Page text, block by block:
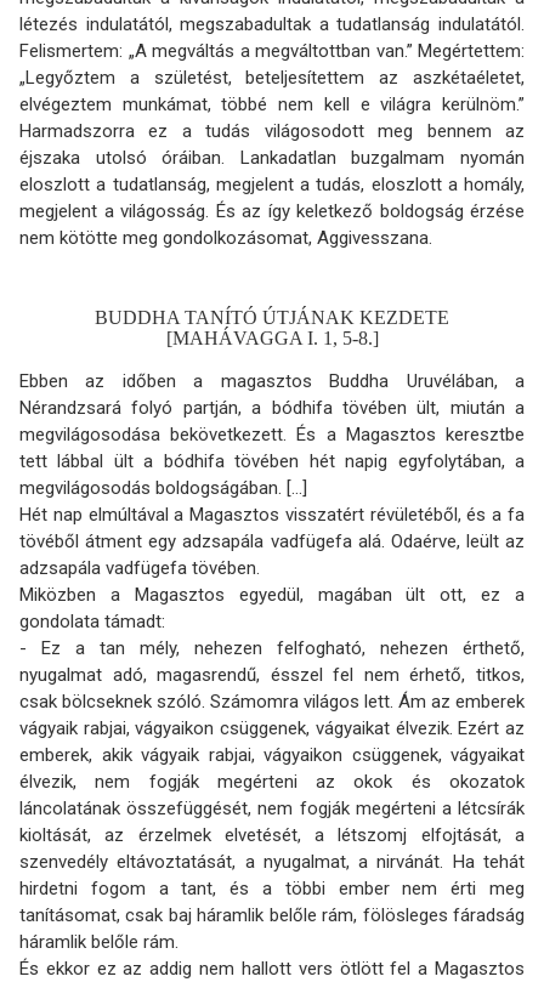
létezés indulatától, megszabadultak a tudatlanság indulatától.
Felismertem: „A megváltás a megváltottban van.” Megértettem:
„Legyőztem a születést, beteljesítettem az aszkétaéletet,
elvégeztem munkámat, többé nem kell e világra kerülnöm.”
Harmadszorra ez a tudás világosodott meg bennem az
éjszaka utolsó óráiban. Lankadatlan buzgalmam nyomán
eloszlott a tudatlanság, megjelent a tudás, eloszlott a homály,
megjelent a világosság. És az így keletkező boldogság érzése
nem kötötte meg gondolkozásomat, Aggivesszana.
BUDDHA TANÍTÓ ÚTJÁNAK KEZDETE
[MAHÁVAGGA I. 1, 5-8.]
Ebben az időben a magasztos Buddha Uruvélában, a
Nérandzsará folyó partján, a bódhifa tövében ült, miután a
megvilágosodása bekövetkezett. És a Magasztos keresztbe
tett lábbal ült a bódhifa tövében hét napig egyfolytában, a
megvilágosodás boldogságában. [...]
Hét nap elmúltával a Magasztos visszatért révületéből, és a fa
tövéből átment egy adzsapála vadfügefa alá. Odaérve, leült az
adzsapála vadfügefa tövében.
Miközben a Magasztos egyedül, magában ült ott, ez a
gondolata támadt:
- Ez a tan mély, nehezen felfogható, nehezen érthető,
nyugalmat adó, magasrendű, ésszel fel nem érhető, titkos,
csak bölcseknek szóló. Számomra világos lett. Ám az emberek
vágyaik rabjai, vágyaikon csüggenek, vágyaikat élvezik. Ezért az
emberek, akik vágyaik rabjai, vágyai­kon csüggenek, vágyaikat
élvezik, nem fogják megérteni az okok és okozatok
láncolatának összefüggését, nem fogják megérteni a létcsírák
kioltását, az érzelmek elvetését, a létszomj elfojtását, a
szenvedély eltávoztatását, a nyugalmat, a nirvánát. Ha tehát
hirdetni fogom a tant, és a többi ember nem érti meg
tanításomat, csak baj háramlik belőle rám, fölösleges fáradság
háramlik belőle rám.
És ekkor ez az addig nem hallott vers ötlött fel a Magasztos